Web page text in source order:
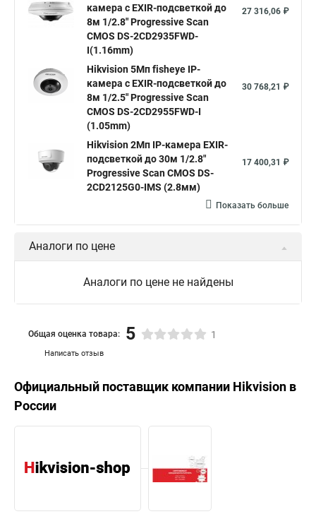
Уличная камера Hikvision ip camera
Hikvision поворотная камера Hikvision купольная
Нikvision микрофон Hikvision поворотная
Hikvision порты
камера c EXIR-подсветкой до
8м 1/2.8" Progressive Scan
CMOS DS-2CD2935FWD-
I(1.16mm)
27 316,06 ₽
Hikvision 5Мп fisheye IP-
камера c EXIR-подсветкой до
8м 1/2.5" Progressive Scan
CMOS DS-2CD2955FWD-I
(1.05mm)
30 768,21 ₽
Hikvision 2Мп IP-камера EXIR-
подсветкой до 30м 1/2.8"
Progressive Scan CMOS DS-
2CD2125G0-IMS (2.8мм)
17 400,31 ₽
Показать больше
Аналоги по цене
Аналоги по цене не найдены
Написать отзыв
Общая оценка товара: 5 1
Официальный поставщик компании Hikvision в
России